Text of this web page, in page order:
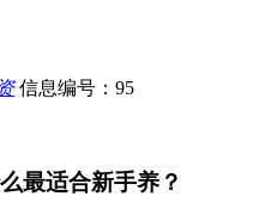
信息编号：95
最适合新手养？